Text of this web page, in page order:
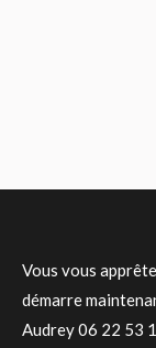
Vous vous
démarre
Audrey 06 22 53